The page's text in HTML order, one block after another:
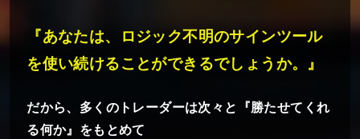
『あなたは、ロジック不明のサインツール
を使い続けることができるでしょうか。』
だから、多くのトレーダーは次々と『勝たせてくれ
る何か』をもとめて